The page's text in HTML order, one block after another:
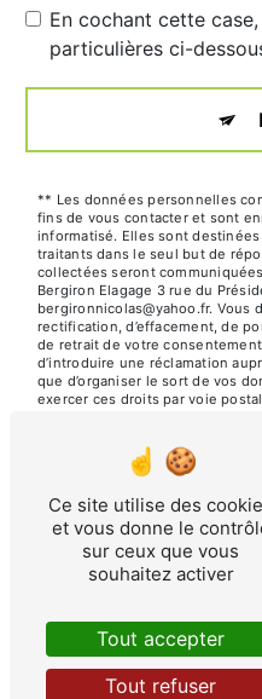
En cochant cette
particulières ci-
** Les données personnelles
fins de vous contacter et sont
informatisé. Elles sont
traitants dans le seul but de
collectées seront
Bergiron Elagage 3 rue du
bergironnicolas@yahoo.fr. Vous
rectification, d’effacement, de
de retrait de votre
d’introduire une réclamation
que d’organiser le sort de vos
exercer ces droits par voie
Allende 59185 Provin ou par
bergironnicolas@yahoo.fr. Un
demandé. Nous conservons
prise de contact puis pendant
fins probatoires et de gestion
vous inscrire sur la liste
disponible à cette adresse:
pour plus d’informations sur vos
Ce site utilise des
et vous donne le
sur ceux que vous
souhaitez activer
Tout accepter
Tout refuser